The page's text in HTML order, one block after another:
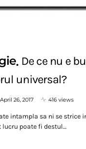
De ce nu e
universal?
April 26, 2017 416 views
intampla sa ni se strice
lucru poate fi destul…